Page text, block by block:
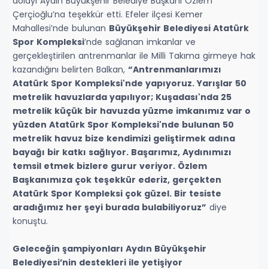
Çerçioğlu’na teşekkür etti. Efeler ilçesi Kemer
Mahallesi’nde bulunan Büyükşehir Belediyesi Atatürk
Spor Kompleksi’nde sağlanan imkanlar ve
gerçekleştirilen antrenmanlar ile Milli Takıma girmeye hak
kazandığını belirten Balkan, “Antrenmanlarımızı
Atatürk Spor Kompleksi'nde yapıyoruz. Yarışlar 50
metrelik havuzlarda yapılıyor; Kuşadası'nda 25
metrelik küçük bir havuzda yüzme imkanımız var o
yüzden Atatürk Spor Kompleksi'nde bulunan 50
metrelik havuz bize kendimizi geliştirmek adına
bayağı bir katkı sağlıyor. Başarımız, Aydınımızı
temsil etmek bizlere gurur veriyor. Özlem
Başkanımıza çok teşekkür ederiz, gerçekten
Atatürk Spor Kompleksi çok güzel. Bir tesiste
aradığımız her şeyi burada bulabiliyoruz” diye
konuştu.
Geleceğin şampiyonları Aydın Büyükşehir
Belediyesi’nin destekleri ile yetişiyor